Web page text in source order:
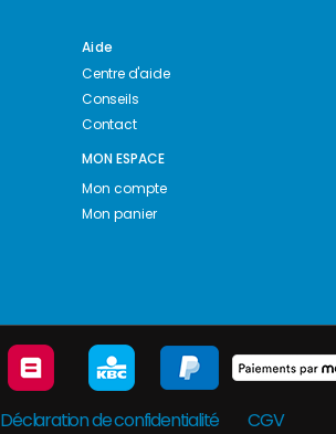
Aide
Centre d'aide
Conseils
Contact
MON ESPACE
Mon compte
Mon panier
Déclaration de confidentialité CGV